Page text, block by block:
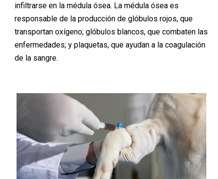
infiltrarse en la médula ósea. La médula ósea es
responsable de la producción de glóbulos rojos, que
transportan oxígeno; glóbulos blancos, que combaten las
enfermedades; y plaquetas, que ayudan a la coagulación
de la sangre.